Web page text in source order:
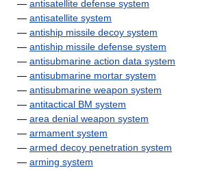
— antisatellite defense system
— antisatellite system
— antiship missile decoy system
— antiship missile defense system
— antisubmarine action data system
— antisubmarine mortar system
— antisubmarine weapon system
— antitactical BM system
— area denial weapon system
— armament system
— armed decoy penetration system
— arming system